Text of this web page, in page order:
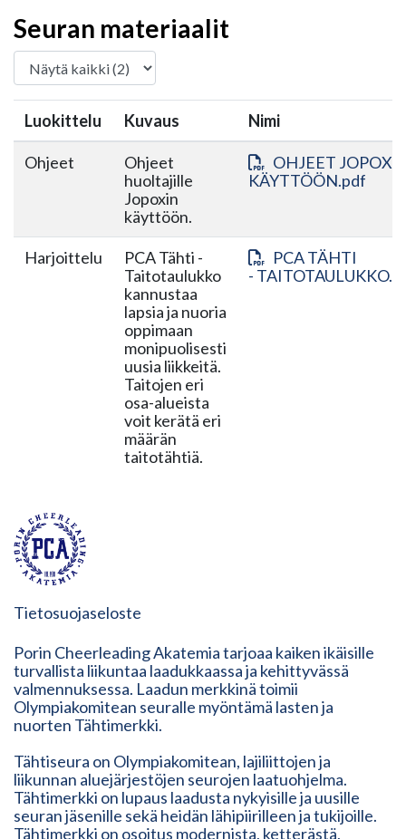
Seuran materiaalit
Luokittelu Kuvaus Nimi
Ohjeet
Ohjeet
huoltajille
Jopoxin
käyttöön.
OHJEET
KÄYTTÖÖN.pdf
Harjoittelu
PCA Tähti -
Taitotaulukko
kannustaa
lapsia ja nuoria
oppimaan
monipuolisesti
uusia liikkeitä.
Taitojen eri
osa-alueista
voit kerätä eri
määrän
taitotähtiä.
PCA TÄHTI
-
Tietosuojaseloste
Porin Cheerleading Akatemia tarjoaa kaiken ikäisille
turvallista liikuntaa laadukkaassa ja kehittyvässä
valmennuksessa. Laadun merkkinä toimii
Olympiakomitean seuralle myöntämä lasten ja
nuorten Tähtimerkki.
Tähtiseura on Olympiakomitean, lajiliittojen ja
liikunnan aluejärjestöjen seurojen laatuohjelma.
Tähtimerkki on lupaus laadusta nykyisille ja uusille
seuran jäsenille sekä heidän lähipiirilleen ja tukijoille.
Tähtimerkki on osoitus modernista, ketterästä,